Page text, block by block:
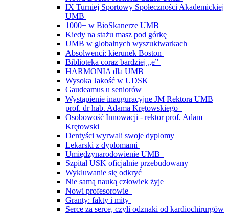
IX Turniej Sportowy Społeczności Akademickiej
UMB
1000+ w BioSkanerze UMB
Kiedy na stażu masz pod górkę
UMB w globalnych wyszukiwarkach
Absolwenci: kierunek Boston
Biblioteka coraz bardziej „e”
HARMONIA dla UMB
Wysoka Jakość w UDSK
Gaudeamus u seniorów
Wystąpienie inauguracyjne JM Rektora UMB
prof. dr hab. Adama Krętowskiego
Osobowość Innowacji - rektor prof. Adam
Krętowski
Dentyści wyrwali swoje dyplomy
Lekarski z dyplomami
Umiędzynarodowienie UMB
Szpital USK oficjalnie przebudowany
Wykluwanie się odkryć
Nie samą nauką człowiek żyje
Nowi profesorowie
Granty: fakty i mity
Serce za serce, czyli odznaki od kardiochirurgów